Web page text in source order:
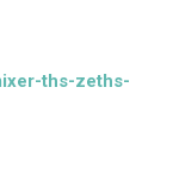
ths-zeths-